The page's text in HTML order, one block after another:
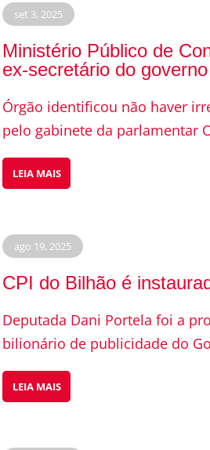
set 3, 2025
Ministério Público de
ex-secretário do
Órgão identificou não haver
pelo gabinete da parlamentar
LEIA MAIS
ago 19, 2025
CPI do Bilhão é
Deputada Dani Portela foi a
bilionário de publicidade do
LEIA MAIS